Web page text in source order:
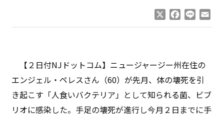
Facebook
Line
【２日付NJドットコム】ニュージャージー州在住の
エンジェル・ペレスさん（60）が先月、体の壊死を引
き起こす「人食いバクテリア」として知られる菌、ビブ
リオに感染した。手足の壊死が進行し今月２日までに手